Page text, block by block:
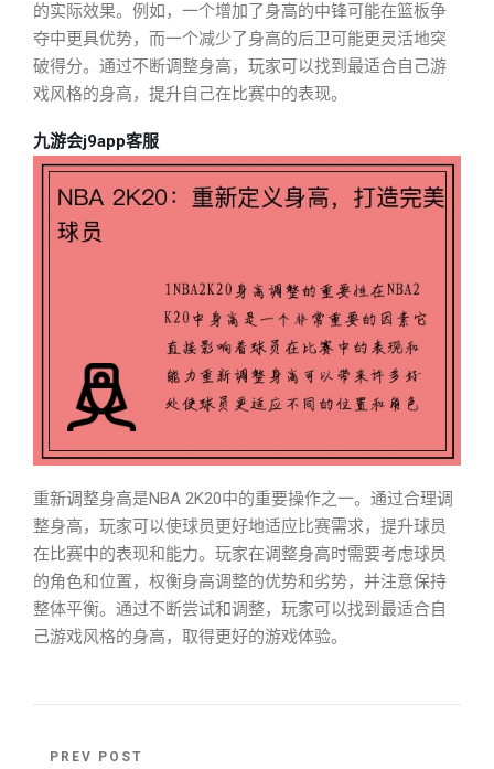
的实际效果。例如，一个增加了身高的中锋可能在篮板争
夺中更具优势，而一个减少了身高的后卫可能更灵活地突
破得分。通过不断调整身高，玩家可以找到最适合自己游
戏风格的身高，提升自己在比赛中的表现。
九游会j9app客服
重新调整身高是NBA 2K20中的重要操作之一。通过合理调
整身高，玩家可以使球员更好地适应比赛需求，提升球员
在比赛中的表现和能力。玩家在调整身高时需要考虑球员
的角色和位置，权衡身高调整的优势和劣势，并注意保持
整体平衡。通过不断尝试和调整，玩家可以找到最适合自
己游戏风格的身高，取得更好的游戏体验。
PREV POST